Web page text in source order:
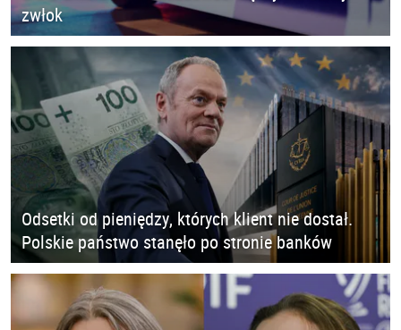
zwłok
Odsetki od pieniędzy, których klient nie dostał.
Polskie państwo stanęło po stronie banków